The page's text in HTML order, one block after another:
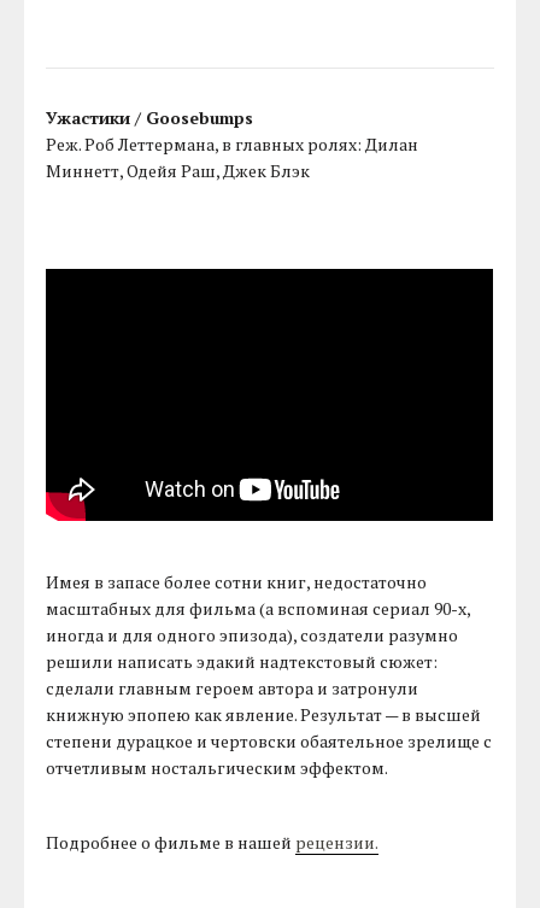
Ужастики / Goosebumps
Реж. Роб Леттермана, в главных ролях: Дилан
Миннетт, Одейя Раш, Джек Блэк
Имея в запасе более сотни книг, недостаточно
масштабных для фильма (а вспоминая сериал 90-х,
иногда и для одного эпизода), создатели разумно
решили написать эдакий надтекстовый сюжет:
сделали главным героем автора и затронули
книжную эпопею как явление. Результат — в высшей
степени дурацкое и чертовски обаятельное зрелище с
отчетливым ностальгическим эффектом.
Подробнее о фильме в нашей рецензии.